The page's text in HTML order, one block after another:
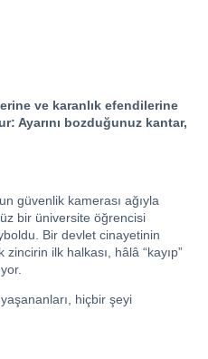
ve karanlık efendilerine
Ayarını bozduğunuz kantar,
güvenlik kamerası ağıyla
bir üniversite öğrencisi
Bir devlet cinayetinin
ilk halkası, hâlâ “kayıp”
hiçbir şeyi